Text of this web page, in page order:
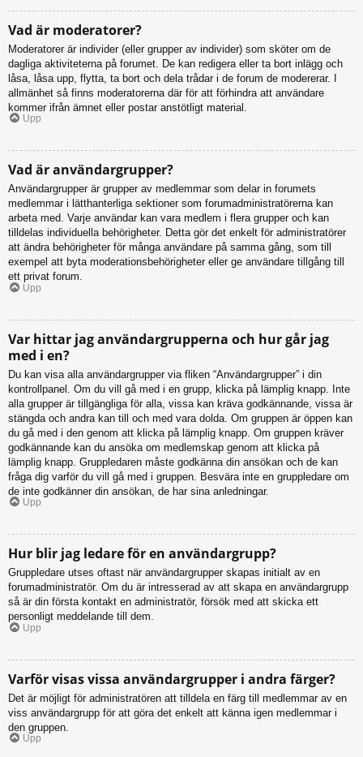
Vad är moderatorer?
Moderatorer är individer (eller grupper av individer) som sköter om de
dagliga aktiviteterna på forumet. De kan redigera eller ta bort inlägg och
låsa, låsa upp, flytta, ta bort och dela trådar i de forum de modererar. I
allmänhet så finns moderatorerna där för att förhindra att användare
kommer ifrån ämnet eller postar anstötligt material.
Upp
Vad är användargrupper?
Användargrupper är grupper av medlemmar som delar in forumets
medlemmar i lätthanterliga sektioner som forumadministratörerna kan
arbeta med. Varje användar kan vara medlem i flera grupper och kan
tilldelas individuella behörigheter. Detta gör det enkelt för administratörer
att ändra behörigheter för många användare på samma gång, som till
exempel att byta moderationsbehörigheter eller ge användare tillgång till
ett privat forum.
Upp
Var hittar jag användargrupperna och hur går jag
med i en?
Du kan visa alla användargrupper via fliken “Användargrupper” i din
kontrollpanel. Om du vill gå med i en grupp, klicka på lämplig knapp. Inte
alla grupper är tillgängliga för alla, vissa kan kräva godkännande, vissa är
stängda och andra kan till och med vara dolda. Om gruppen är öppen kan
du gå med i den genom att klicka på lämplig knapp. Om gruppen kräver
godkännande kan du ansöka om medlemskap genom att klicka på
lämplig knapp. Gruppledaren måste godkänna din ansökan och de kan
fråga dig varför du vill gå med i gruppen. Besvära inte en gruppledare om
de inte godkänner din ansökan, de har sina anledningar.
Upp
Hur blir jag ledare för en användargrupp?
Gruppledare utses oftast när användargrupper skapas initialt av en
forumadministratör. Om du är intresserad av att skapa en användargrupp
så är din första kontakt en administratör, försök med att skicka ett
personligt meddelande till dem.
Upp
Varför visas vissa användargrupper i andra färger?
Det är möjligt för administratören att tilldela en färg till medlemmar av en
viss användargrupp för att göra det enkelt att känna igen medlemmar i
den gruppen.
Upp